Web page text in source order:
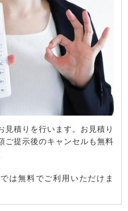
見積りを行います。お見積り
ご提示後のキャンセルも無料
は無料でご利用いただけま